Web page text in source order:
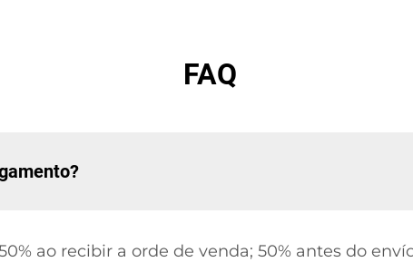
FAQ
ao recibir a orde de venda; 50% antes do